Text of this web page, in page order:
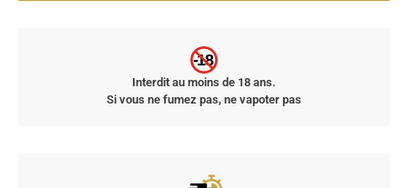
-18
Interdit au moins de 18 ans.
Si vous ne fumez pas, ne vapoter pas